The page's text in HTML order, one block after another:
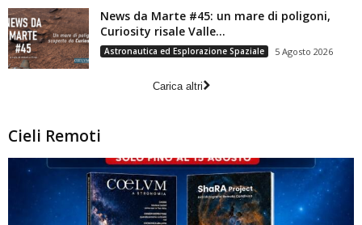
News da Marte #45: un mare di poligoni,
Curiosity risale Valle...
Astronautica ed Esplorazione Spaziale 5 Agosto 2026
Carica altri
Cieli Remoti